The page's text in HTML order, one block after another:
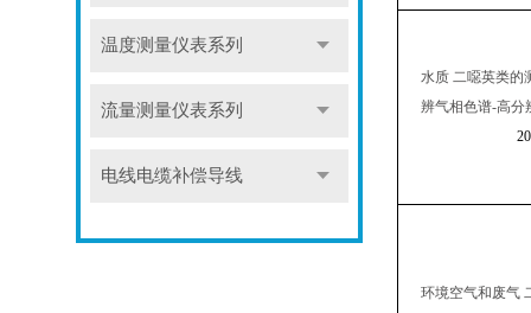
温度测量仪表系列
流量测量仪表系列
电线电缆补偿导线
水质 二噁英类的
辨气相色谱-高分
环境空气和废气